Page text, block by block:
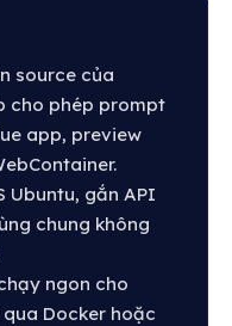
source của
cho phép prompt
app, preview
Ubuntu, gắn API
chung không
ngon cho
qua Docker hoặc